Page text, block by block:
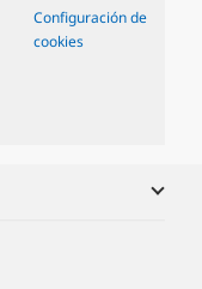
Configuración de
cookies